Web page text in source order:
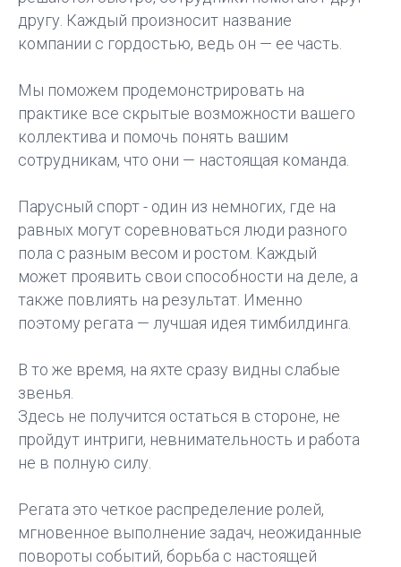
другу. Каждый произносит название
компании с гордостью, ведь он — ее часть.
Мы поможем продемонстрировать на
практике все скрытые возможности вашего
коллектива и помочь понять вашим
сотрудникам, что они — настоящая команда.
Парусный спорт - один из немногих, где на
равных могут соревноваться люди разного
пола с разным весом и ростом. Каждый
может проявить свои способности на деле, а
также повлиять на результат. Именно
поэтому регата — лучшая идея тимбилдинга.
В то же время, на яхте сразу видны слабые
звенья.
Здесь не получится остаться в стороне, не
пройдут интриги, невнимательность и работа
не в полную силу.
Регата это четкое распределение ролей,
мгновенное выполнение задач, неожиданные
повороты событий, борьба с настоящей